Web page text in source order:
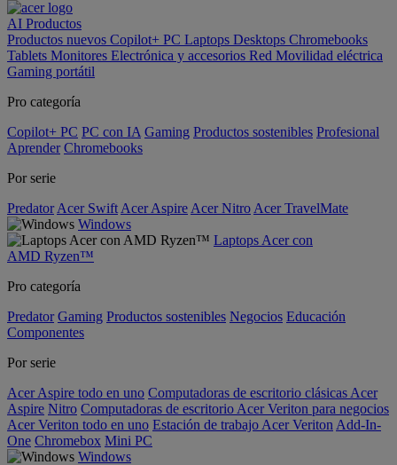
AI Productos
Productos nuevos Copilot+ PC Laptops Desktops Chromebooks
Tablets Monitores Electrónica y accesorios Red Movilidad eléctrica
Gaming portátil
Pro categoría
Copilot+ PC PC con IA Gaming Productos sostenibles Profesional
Aprender Chromebooks
Por serie
Predator Acer Swift Acer Aspire Acer Nitro Acer TravelMate
Windows
Laptops Acer con
AMD Ryzen™
Pro categoría
Predator Gaming Productos sostenibles Negocios Educación
Componentes
Por serie
Acer Aspire todo en uno Computadoras de escritorio clásicas Acer
Aspire Nitro Computadoras de escritorio Acer Veriton para negocios
Acer Veriton todo en uno Estación de trabajo Acer Veriton Add-In-
One Chromebox Mini PC
Windows